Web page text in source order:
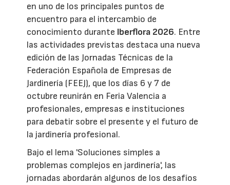
en uno de los principales puntos de
encuentro para el intercambio de
conocimiento durante Iberflora 2026. Entre
las actividades previstas destaca una nueva
edición de las Jornadas Técnicas de la
Federación Española de Empresas de
Jardinería (FEEJ), que los días 6 y 7 de
octubre reunirán en Feria Valencia a
profesionales, empresas e instituciones
para debatir sobre el presente y el futuro de
la jardinería profesional.
Bajo el lema 'Soluciones simples a
problemas complejos en jardinería', las
jornadas abordarán algunos de los desafíos